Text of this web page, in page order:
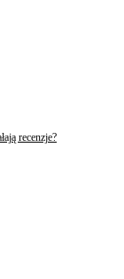
recenzje?